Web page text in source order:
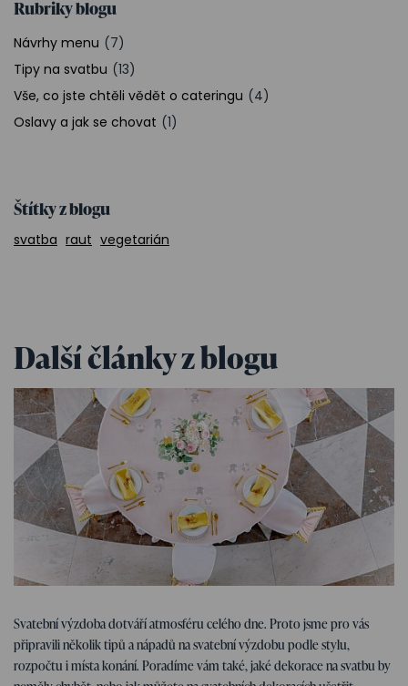
Rubriky blogu
Návrhy menu (7)
Tipy na svatbu (13)
Vše, co jste chtěli vědět o cateringu (4)
Oslavy a jak se chovat (1)
Štítky z blogu
svatba raut vegetarián
Další články z blogu
Tipy na svatbu 07. 01. 2026
Tipy, nápady a inspirace na svatební
výzdobu
Svatební výzdoba dotváří atmosféru celého dne. Proto jsme pro vás
připravili několik tipů a nápadů na svatební výzdobu podle stylu,
rozpočtu i místa konání. Poradíme vám také, jaké dekorace na svatbu by